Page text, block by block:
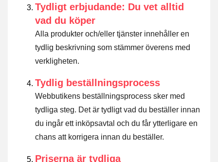
Tydligt erbjudande: Du vet alltid
vad du köper
Alla produkter och/eller tjänster innehåller en
tydlig beskrivning som stämmer överens med
verkligheten.
Tydlig beställningsprocess
Webbutikens beställningsprocess sker med
tydliga steg. Det är tydligt vad du beställer innan
du ingår ett inköpsavtal och du får ytterligare en
chans att korrigera innan du beställer.
Priserna är tydliga